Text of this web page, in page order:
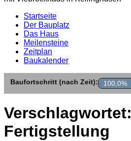
Startseite
Der Bauplatz
Das Haus
Meilensteine
Zeitplan
Baukalender
Baufortschritt (nach Zeit): 100,0%
Verschlagwortet:
Fertigstellung